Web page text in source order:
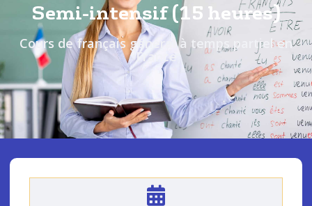
Semi-intensif (15 heures)
Cours de français général à temps partiel en
France